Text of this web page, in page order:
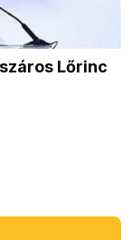
Lőrinc